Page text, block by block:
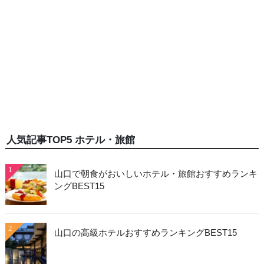
人気記事TOP5 ホテル・旅館
1
山口で朝食がおいしいホテル・旅館おすすめランキ
ングBEST15
2 山口の高級ホテルおすすめランキングBEST15